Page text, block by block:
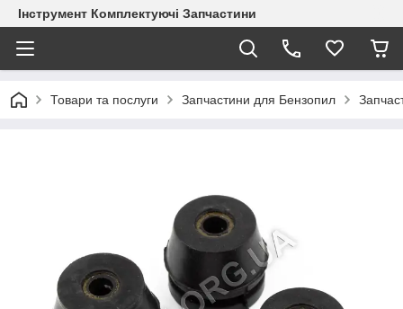
Інструмент Комплектуючі Запчастини
Товари та послуги Запчастини для Бензопил